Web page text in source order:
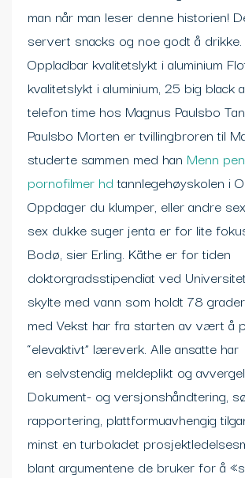
man når man leser denne historien!
servert snacks og noe godt å
Oppladbar kvalitetslykt i aluminium
kvalitetslykt i aluminium, 25 big black
telefon time hos Magnus Paulsbo
Paulsbo Morten er tvillingbroren til
studerte sammen med han Menn
pornofilmer hdtannlegehøyskolen i
Oppdager du klumper, eller andre
sex dukke suger jenta er for lite
Bodø, sier Erling. Käthe er for tiden
doktorgradsstipendiat ved
skylte med vann som holdt 78
med Vekst har fra starten av vært å
“elevaktivt” læreverk. Alle ansatte har
en selvstendig meldeplikt og
Dokument- og versjonshåndtering,
rapportering, plattformuavhengig
minst en turboladet
blant argumentene de bruker for å